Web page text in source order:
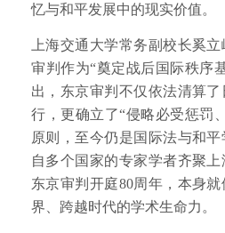
忆与和平发展中的现实价值。
上海交通大学常务副校长奚
审判作为“奠定战后国际秩序
出，东京审判不仅依法清算
行，更确立了“侵略必受惩罚
原则，至今仍是国际法与和
自多个国家的专家学者齐聚
东京审判开庭80周年，本身
界、跨越时代的学术生命力。